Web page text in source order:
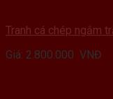
Tranh cá chép ngắm
Giá: 2.800.000 VNĐ